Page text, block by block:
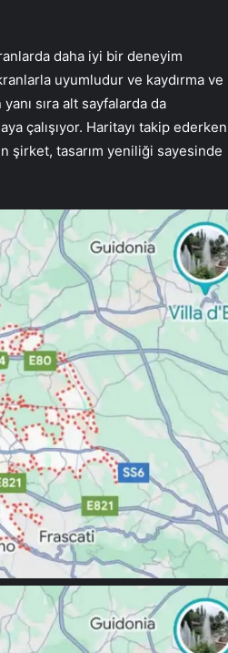
daha iyi bir deneyim
uyumludur ve kaydırma ve
sıra alt sayfalarda da
çalışıyor. Haritayı takip ederken
şirket, tasarım yeniliği sayesinde